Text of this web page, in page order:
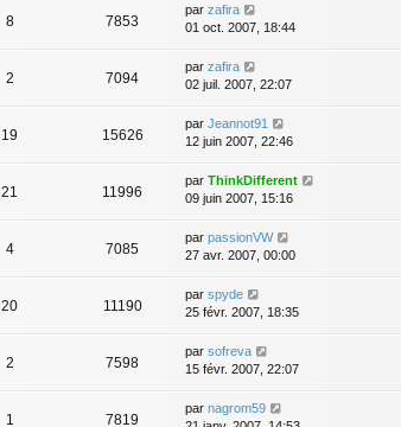
8 7853
par zafira
01 oct. 2007, 18:44
2 7094
par zafira
02 juil. 2007, 22:07
19 15626
par Jeannot91
12 juin 2007, 22:46
21 11996
par ThinkDifferent
09 juin 2007, 15:16
4 7085
par passionVW
27 avr. 2007, 00:00
20 11190
par spyde
25 févr. 2007, 18:35
2 7598
par sofreva
15 févr. 2007, 22:07
1 7819
par nagrom59